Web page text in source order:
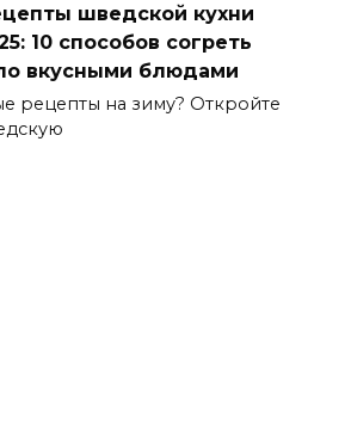
шведской кухни
10 способов согреть
вкусными блюдами
рецепты на зиму? Откройте